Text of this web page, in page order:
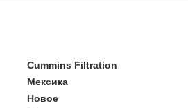
Cummins Filtration
Мексика
Новое